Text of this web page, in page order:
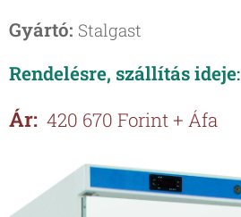
Gyártó: Stalgast
Rendelésre, szállítás ideje:
Ár: 420 670 Forint + Áfa